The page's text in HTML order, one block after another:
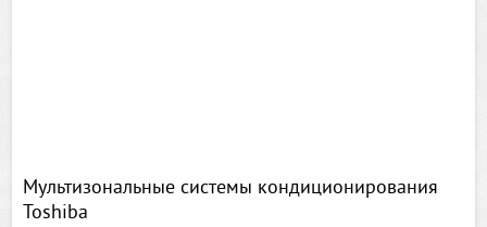
Мультизональные системы кондиционирования
Toshiba